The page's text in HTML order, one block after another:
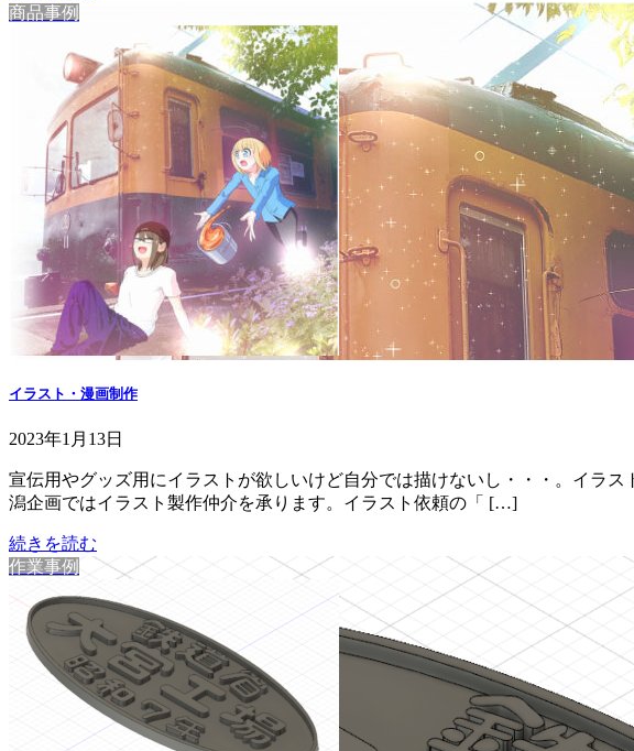
商品事例
イラスト・漫画制作
2023年1月13日
宣伝用やグッズ用にイラストが欲しいけど自分では描けないし・・・。イラ
潟企画ではイラスト製作仲介を承ります。イラスト依頼の「 […]
続きを読む
作業事例